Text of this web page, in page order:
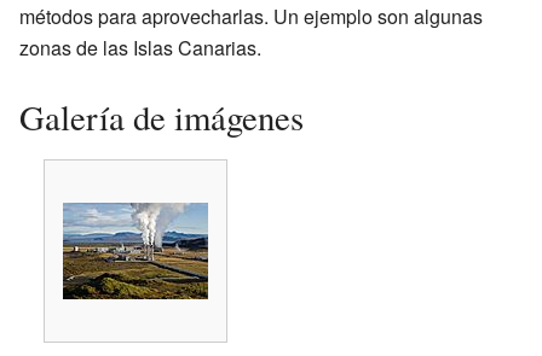
métodos para aprovecharlas. Un ejemplo son algunas
zonas de las Islas Canarias.
Galería de imágenes